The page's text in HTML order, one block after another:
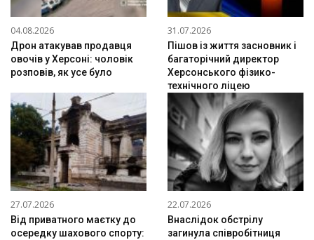
04.08.2026
Дрон атакував продавця
овочів у Херсоні: чоловік
розповів, як усе було
31.07.2026
Пішов із життя засновник і
багаторічний директор
Херсонського фізико-
технічного ліцею
27.07.2026
Від приватного маєтку до
осередку шахового спорту:
22.07.2026
Внаслідок обстрілу
загинула співробітниця